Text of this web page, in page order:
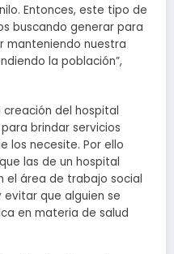
Entonces, este tipo de
buscando generar para
manteniendo nuestra
la población”,
del hospital
brindar servicios
los necesite. Por ello
las de un hospital
el área de trabajo social
que alguien se
en materia de salud